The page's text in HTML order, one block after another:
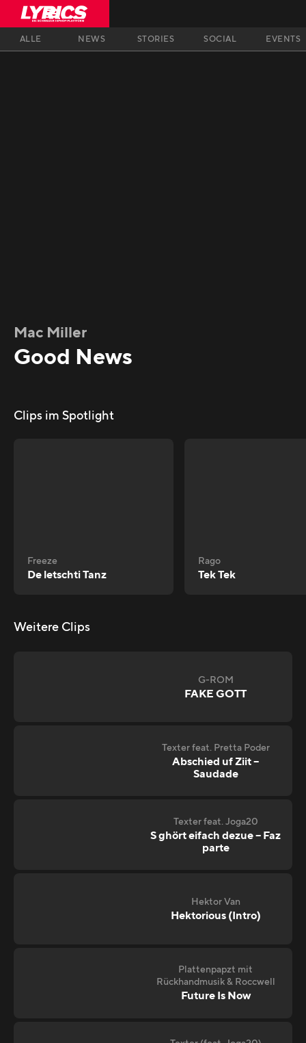
ALLE NEWS STORIES SOCIAL EVENTS
Mac Miller
Good News
Clips im Spotlight
Freeze
De letschti Tanz
Rago
Tek Tek
Weitere Clips
G-ROM
FAKE GOTT
Texter feat. Pretta Poder
Abschied uf Ziit –
Saudade
Texter feat. Joga20
S ghört eifach dezue – Faz
parte
Hektor Van
Hektorious (Intro)
Plattenpapzt mit
Rückhandmusik & Roccwell
Future Is Now